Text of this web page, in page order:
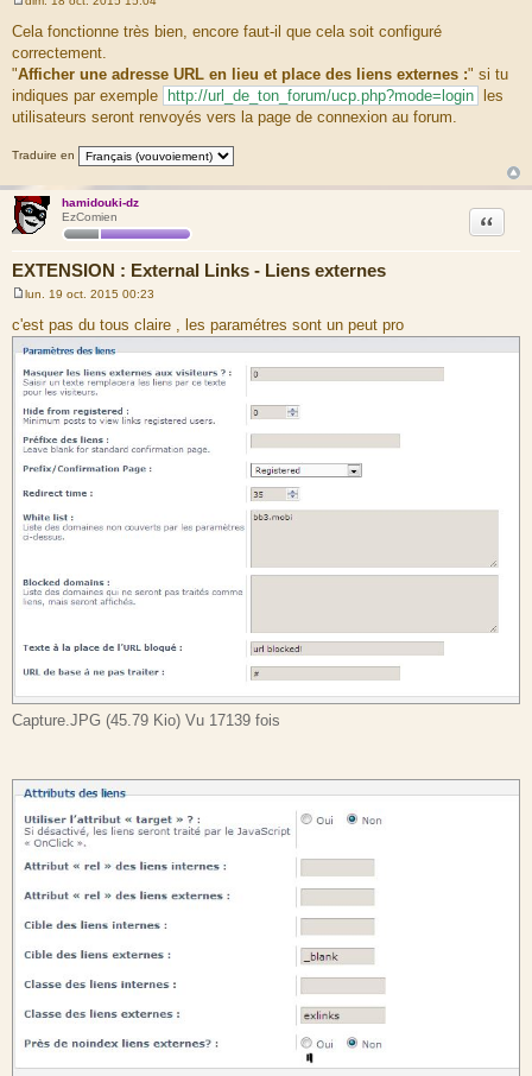
e
s
s
a
g
e
Cela fonctionne très bien, encore faut-il que cela soit configuré
correctement.
"Afficher une adresse URL en lieu et place des liens externes :" si tu
indiques par exemple
http://url_de_ton_forum/ucp.php?mode=login
les
utilisateurs seront renvoyés vers la page de connexion au forum.
Traduire en
hamidouki-dz
EzComien
EXTENSION : External Links - Liens externes
Citation
s
s
g
e
lun. 19 oct. 2015 00:23
c'est pas du tous claire , les paramétres sont un peut pro
Capture.JPG (45.79 Kio) Vu 17139 fois